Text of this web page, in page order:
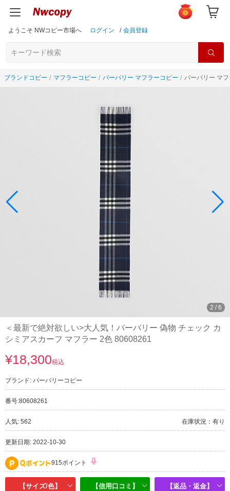
ようこそ NWコピー市場へ ログイン / 会員登録
ブランドコピー マフラーコピー バーバリー マフラーコピー バーバリー マ
3 /6
＜最新で絶対欲しい>大人気！バーバリー 偽物 チェック カ
シミアスカーフ マフラー 2色 80608261
¥18,300税込
ブランド: バーバリーコピー
番号:80608261
人気: 562 在庫状況：有り
更新日期: 2022-10-30
915ポイント
【サイズ/色】 【信用口コミ】 【返品・返金】